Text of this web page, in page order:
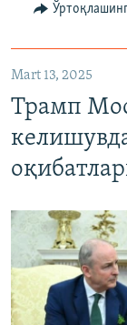
Mart 13, 2025
Трамп